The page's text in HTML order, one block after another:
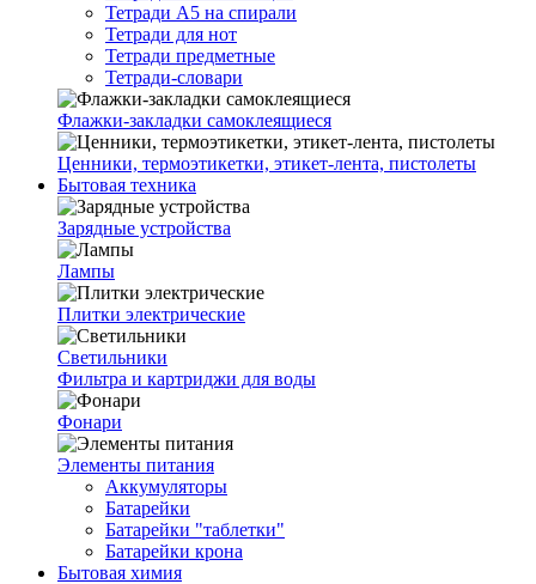
Тетради А5 на спирали
Тетради для нот
Тетради предметные
Тетради-словари
Флажки-закладки самоклеящиеся
Ценники, термоэтикетки, этикет-лента, пистолеты
Бытовая техника
Зарядные устройства
Лампы
Плитки электрические
Светильники
Фильтра и картриджи для воды
Фонари
Элементы питания
Аккумуляторы
Батарейки
Батарейки "таблетки"
Батарейки крона
Бытовая химия